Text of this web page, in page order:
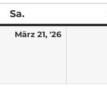
Sa.
März 21, '26